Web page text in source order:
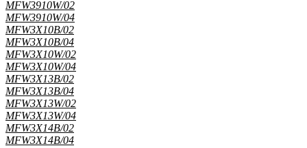
MFW3910W/02
MFW3910W/04
MFW3X10B/02
MFW3X10B/04
MFW3X10W/02
MFW3X10W/04
MFW3X13B/02
MFW3X13B/04
MFW3X13W/02
MFW3X13W/04
MFW3X14B/02
MFW3X14B/04